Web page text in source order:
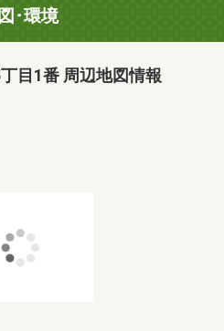
･環境
目1番 周辺地図情報